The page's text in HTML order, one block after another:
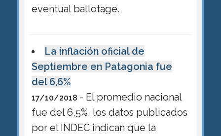
eventual ballotage.
La inflación oficial de
Septiembre en Patagonia fue
del 6,6%
17/10/2018 - El promedio nacional
fue del 6,5%, los datos publicados
por el INDEC indican que la